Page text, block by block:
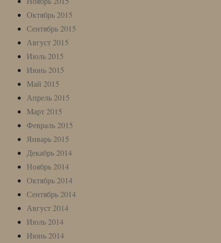
Октябрь 2015
Сентябрь 2015
Август 2015
Июль 2015
Июнь 2015
Май 2015
Апрель 2015
Март 2015
Февраль 2015
Январь 2015
Декабрь 2014
Ноябрь 2014
Октябрь 2014
Сентябрь 2014
Август 2014
Июль 2014
Июнь 2014